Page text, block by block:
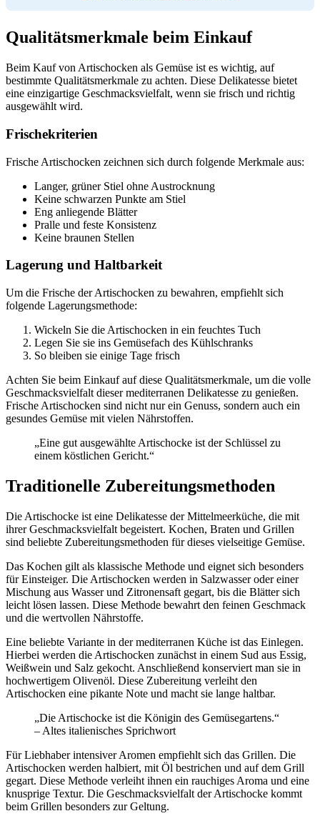
Qualitätsmerkmale beim Einkauf
Beim Kauf von Artischocken als Gemüse ist es wichtig, auf
bestimmte Qualitätsmerkmale zu achten. Diese Delikatesse bietet
eine einzigartige Geschmacksvielfalt, wenn sie frisch und richtig
ausgewählt wird.
Frischekriterien
Frische Artischocken zeichnen sich durch folgende Merkmale aus:
Langer, grüner Stiel ohne Austrocknung
Keine schwarzen Punkte am Stiel
Eng anliegende Blätter
Pralle und feste Konsistenz
Keine braunen Stellen
Lagerung und Haltbarkeit
Um die Frische der Artischocken zu bewahren, empfiehlt sich
folgende Lagerungsmethode:
Wickeln Sie die Artischocken in ein feuchtes Tuch
Legen Sie sie ins Gemüsefach des Kühlschranks
So bleiben sie einige Tage frisch
Achten Sie beim Einkauf auf diese Qualitätsmerkmale, um die volle
Geschmacksvielfalt dieser mediterranen Delikatesse zu genießen.
Frische Artischocken sind nicht nur ein Genuss, sondern auch ein
gesundes Gemüse mit vielen Nährstoffen.
„Eine gut ausgewählte Artischocke ist der Schlüssel zu
einem köstlichen Gericht.“
Traditionelle Zubereitungsmethoden
Die Artischocke ist eine Delikatesse der Mittelmeerküche, die mit
ihrer Geschmacksvielfalt begeistert. Kochen, Braten und Grillen
sind beliebte Zubereitungsmethoden für dieses vielseitige Gemüse.
Das Kochen gilt als klassische Methode und eignet sich besonders
für Einsteiger. Die Artischocken werden in Salzwasser oder einer
Mischung aus Wasser und Zitronensaft gegart, bis die Blätter sich
leicht lösen lassen. Diese Methode bewahrt den feinen Geschmack
und die wertvollen Nährstoffe.
Eine beliebte Variante in der mediterranen Küche ist das Einlegen.
Hierbei werden die Artischocken zunächst in einem Sud aus Essig,
Weißwein und Salz gekocht. Anschließend konserviert man sie in
hochwertigem Olivenöl. Diese Zubereitung verleiht den
Artischocken eine pikante Note und macht sie lange haltbar.
„Die Artischocke ist die Königin des Gemüsegartens.“
– Altes italienisches Sprichwort
Für Liebhaber intensiver Aromen empfiehlt sich das Grillen. Die
Artischocken werden halbiert, mit Öl bestrichen und auf dem Grill
gegart. Diese Methode verleiht ihnen ein rauchiges Aroma und eine
knusprige Textur. Die Geschmacksvielfalt der Artischocke kommt
beim Grillen besonders zur Geltung.